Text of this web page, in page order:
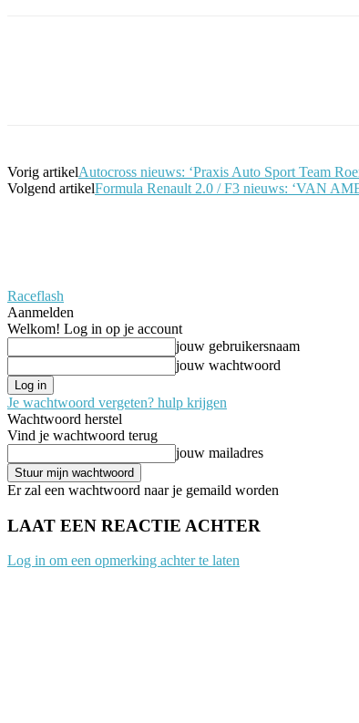
Vorig artikelAutocross nieuws: ‘Praxis Auto Sport Team
Volgend artikelFormula Renault 2.0 / F3 nieuws: ‘VAN
Raceflash
Aanmelden
Welkom! Log in op je account
jouw gebruikersnaam
jouw wachtwoord
Je wachtwoord vergeten? hulp krijgen
Wachtwoord herstel
Vind je wachtwoord terug
jouw mailadres
Er zal een wachtwoord naar je gemaild worden
LAAT EEN REACTIE ACHTER
Log in om een opmerking achter te laten